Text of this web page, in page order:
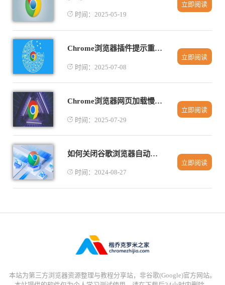
时间：2025-05-19
立即阅读
Chrome浏览器插件提示重复加载如何阻止冲突模块
时间：2025-07-08
立即阅读
Chrome浏览器网页加载慢的优化方法
时间：2025-07-29
立即阅读
如何关闭谷歌浏览器自动翻译功能
时间：2024-08-27
立即阅读
本站为第三方浏览器资源整理与教程分享站，非谷歌(Google)官方网站。